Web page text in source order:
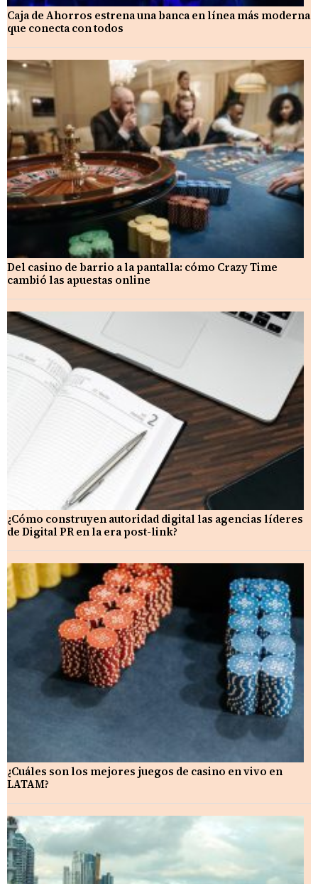
Caja de Ahorros estrena una banca en línea más moderna
que conecta con todos
Del casino de barrio a la pantalla: cómo Crazy Time
cambió las apuestas online
¿Cómo construyen autoridad digital las agencias líderes
de Digital PR en la era post-link?
¿Cuáles son los mejores juegos de casino en vivo en
LATAM?